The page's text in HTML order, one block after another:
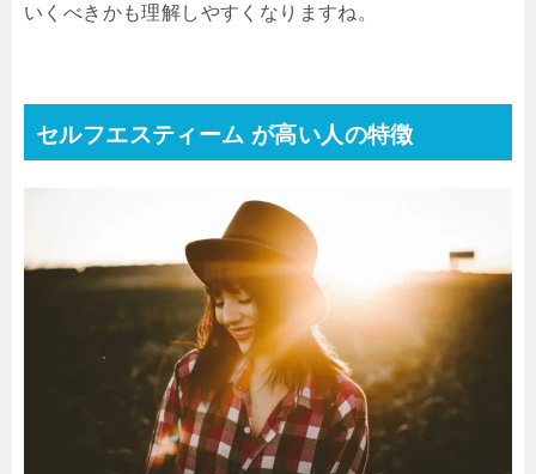
いくべきかも理解しやすくなりますね。
セルフエスティーム が高い人の特徴